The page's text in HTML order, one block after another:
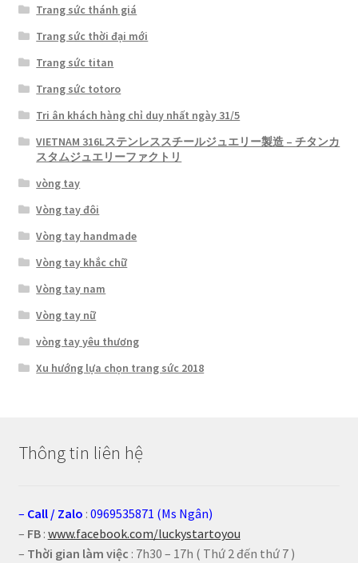
Trang sức thánh giá
Trang sức thời đại mới
Trang sức titan
Trang sức totoro
Tri ân khách hàng chỉ duy nhất ngày 31/5
VIETNAM 316Lステンレススチールジュエリー製造 – チタンカ
スタムジュエリーファクトリ
vòng tay
Vòng tay đôi
Vòng tay handmade
Vòng tay khắc chữ
Vòng tay nam
Vòng tay nữ
vòng tay yêu thương
Xu hướng lựa chọn trang sức 2018
Thông tin liên hệ
– Call / Zalo : 0969535871 (Ms Ngân)
– FB: www.facebook.com/luckystartoyou
– Thời gian làm việc : 7h30 – 17h ( Thứ 2 đến thứ 7 )